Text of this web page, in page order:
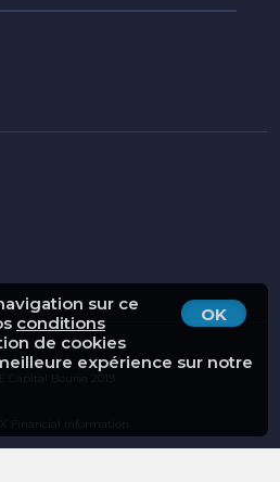
OK
sur ce
conditions
de cookies
expérience sur notre